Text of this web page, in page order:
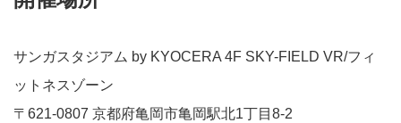
サンガスタジアム by KYOCERA 4F SKY-FIELD VR/フィ
ットネスゾーン
〒621-0807 京都府亀岡市亀岡駅北1丁目8-2